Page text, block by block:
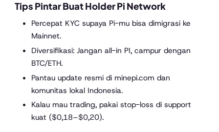
Tips Pintar Buat Holder Pi Network
Percepat KYC supaya Pi-mu bisa dimigrasi ke
Mainnet.
Diversifikasi: Jangan all-in PI, campur dengan
BTC/ETH.
Pantau update resmi di minepi.com dan
komunitas lokal Indonesia.
Kalau mau trading, pakai stop-loss di support
kuat ($0,18–$0,20).